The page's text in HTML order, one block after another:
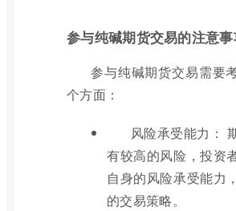
参与纯碱期货交易的注意
参与纯碱期货交易需要
个方面：
风险承受能力：
有较高的风险，投资
自身的风险承受能力
的交易策略。